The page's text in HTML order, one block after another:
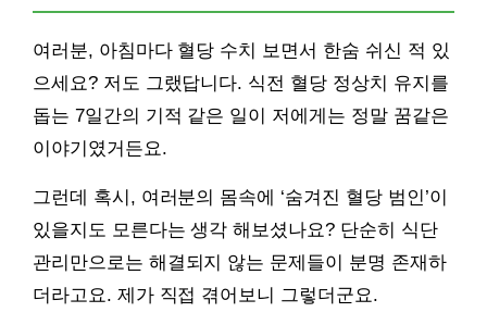
여러분, 아침마다 혈당 수치 보면서 한숨 쉬신 적 있
으세요? 저도 그랬답니다. 식전 혈당 정상치 유지를
돕는 7일간의 기적 같은 일이 저에게는 정말 꿈같은
이야기였거든요.
그런데 혹시, 여러분의 몸속에 ‘숨겨진 혈당 범인’이
있을지도 모른다는 생각 해보셨나요? 단순히 식단
관리만으로는 해결되지 않는 문제들이 분명 존재하
더라고요. 제가 직접 겪어보니 그렇더군요.